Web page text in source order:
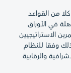
من القواعد
في الأوراق
الاستراتيجيين
وفقا للنظام
والرقابية